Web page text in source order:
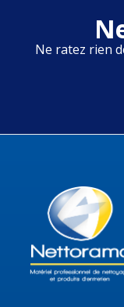
Ne ratez rien